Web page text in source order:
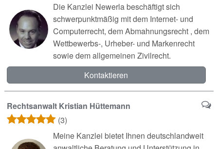
Die Kanzlei Newerla beschäftigt sich
schwerpunktmäßig mit dem Internet- und
Computerrecht, dem Abmahnungsrecht , dem
Wettbewerbs-, Urheber- und Markenrecht
sowie dem allgemeinen Zivilrecht.
Kontaktieren
Rechtsanwalt Kristian Hüttemann
(3)
Meine Kanzlei bietet Ihnen deutschlandweit